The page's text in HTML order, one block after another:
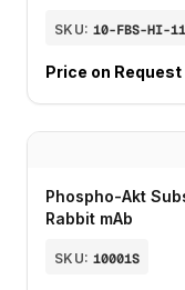
SKU: 10-FBS-HI-
Price on Request
Phospho-Akt
Rabbit mAb
SKU: 10001S